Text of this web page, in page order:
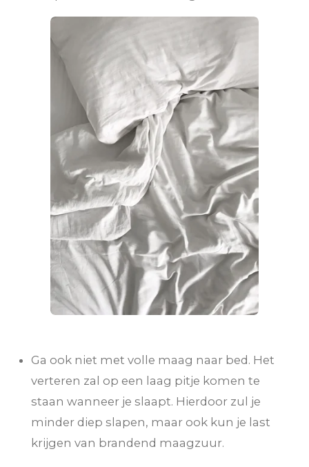
Ga ook niet met volle maag naar bed. Het
verteren zal op een laag pitje komen te
staan wanneer je slaapt. Hierdoor zul je
minder diep slapen, maar ook kun je last
krijgen van brandend maagzuur.